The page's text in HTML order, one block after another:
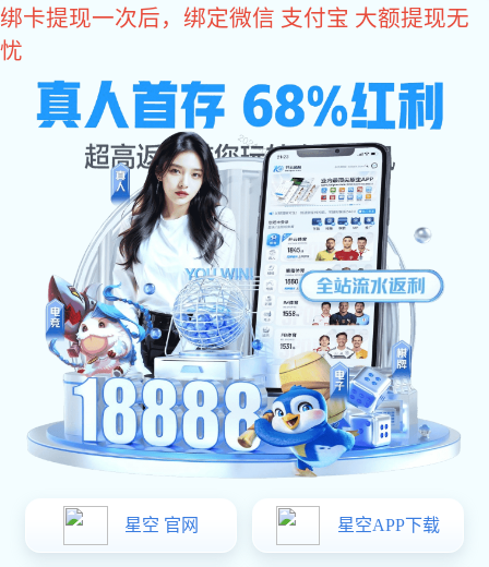
星空真人
广药牌灵芝孢子油防治肺结节临床研究项目在
广州医科大学附属第一医院国家呼吸医学中心
正式启动
2026-05-01
3月3日，广药牌灵芝孢子油防治肺结节临床研究
项目在广州医科大学附属第一医院国家呼吸医学中心